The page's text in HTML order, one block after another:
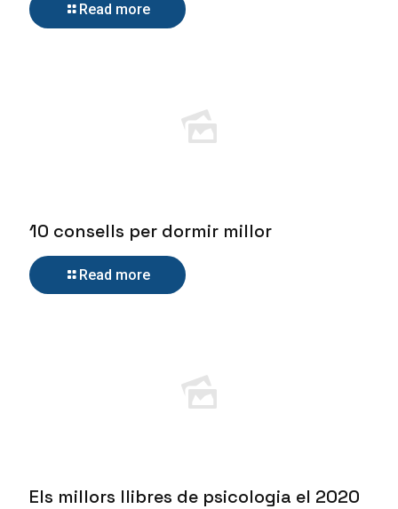
Read more
10 consells per dormir millor
Read more
Els millors llibres de psicologia el 2020